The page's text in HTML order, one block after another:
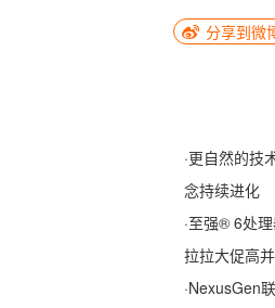
分享到微
·更自然的技
念持续进化
·至强® 6处
拉拉大促高
·NexusGen